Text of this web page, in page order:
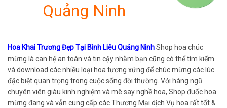
Quảng Ninh
Hoa Khai Trương Đẹp Tại Bình Liêu Quảng NinhShop hoa chúc
mừng là can hệ an toàn và tin cậy nhằm bạn cũng có thể tìm kiếm
và download các nhiều loại hoa tương xứng để chúc mừng các lúc
đặc biệt quan trọng trong cuộc sống đời thường. Với hàng ngũ
chuyên viên giàu kinh nghiệm và mê say nghề hoa, Shop đuốc hoa
mừng đang và vẫn cung cấp các Thương Mại dịch Vụ hoa rất tốt &